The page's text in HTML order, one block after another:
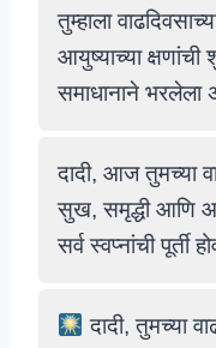
तुम्हाला
आयुष्याच्या
समाधानाने भरलेला
दादी, आज तुमच्या
सुख, समृद्धी आणि
सर्व स्वप्नांची पूर्ती
दादी, तुमच्या